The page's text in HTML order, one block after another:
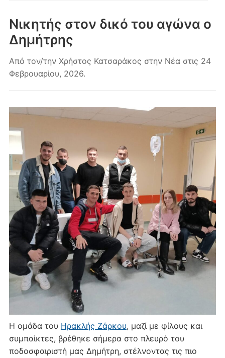
Νικητής στον δικό του αγώνα ο
Δημήτρης
Από τον/την Χρήστος Κατσαράκος στην Νέαστις 24
Φεβρουαρίου, 2026.
Η ομάδα του Ηρακλής Ζάρκου, μαζί με φίλους και
συμπαίκτες, βρέθηκε σήμερα στο πλευρό του
ποδοσφαιριστή μας Δημήτρη, στέλνοντας τις πιο